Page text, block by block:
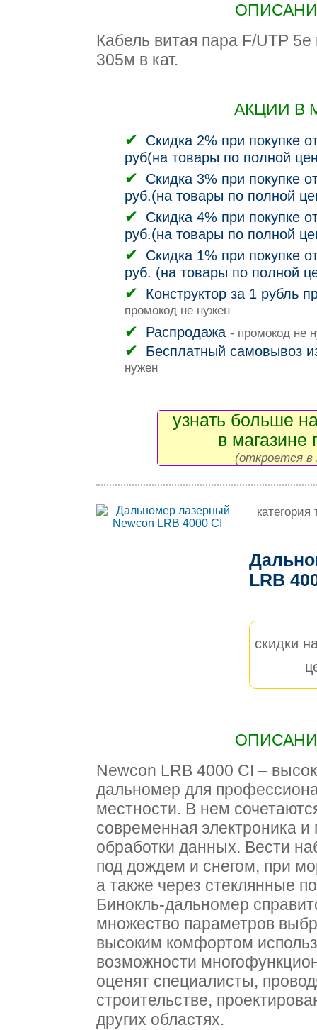
Кабель витая пара F/UTP
305м в кат.
АКЦИИ В
Скидка 2% при покупке
руб(на товары по полной
Скидка 3% при покупке
руб.(на товары по полной
Скидка 4% при покупке
руб.(на товары по полной
Скидка 1% при покупке
руб. (на товары по полной
Конструктор за 1 рубль
промокод не нужен
Распродажа - промокод не
Бесплатный самовывоз
нужен
узнать больше
в магазине
(откроется в
LRB
скидки
Newcon LRB 4000 СI –
дальномер для
местности. В нем
современная электроника
обработки данных. Вести
под дождем и снегом, при
а также через стеклянные
Бинокль-дальномер
множество параметров
высоким комфортом
возможности
оценят специалисты,
строительстве,
других областях.